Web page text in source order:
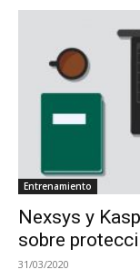
Entrenamiento
Nexsys y
sobre
31/03/2020